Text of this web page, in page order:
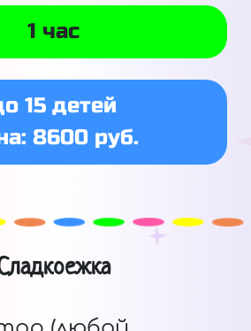
1 час
15 детей
8600 руб.